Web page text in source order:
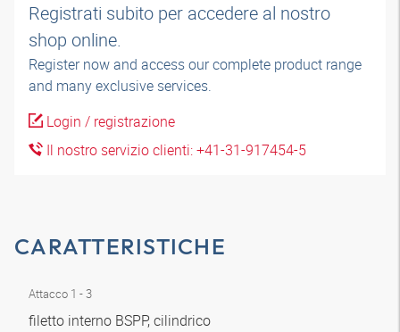
Registrati subito per accedere al nostro
shop online.
Register now and access our complete product range
and many exclusive services.
Login / registrazione
Il nostro servizio clienti: +41-31-917454-5
CARATTERISTICHE
Attacco 1 - 3
filetto interno BSPP, cilindrico